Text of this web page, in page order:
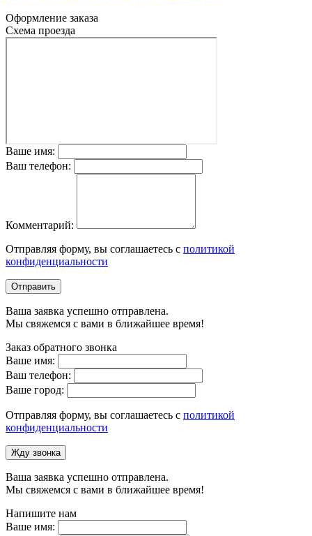
Оформление заказа
Схема проезда
Ваше имя:
Ваш телефон:
Комментарий:
Отправляя форму, вы соглашаетесь с политикой
конфиденциальности
Отправить
Ваша заявка успешно отправлена.
Мы свяжемся с вами в ближайшее время!
Заказ обратного звонка
Ваше имя:
Ваш телефон:
Ваше город:
Отправляя форму, вы соглашаетесь с политикой
конфиденциальности
Жду звонка
Ваша заявка успешно отправлена.
Мы свяжемся с вами в ближайшее время!
Напишите нам
Ваше имя: